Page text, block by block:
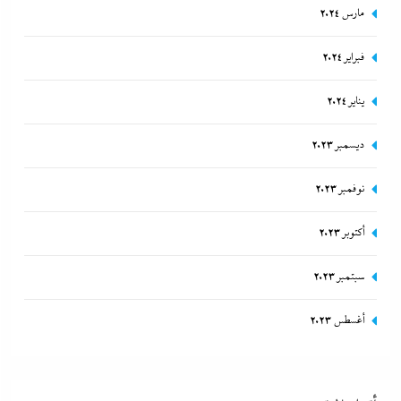
مارس 2024
فبراير 2024
يناير 2024
ديسمبر 2023
نوفمبر 2023
أكتوبر 2023
سبتمبر 2023
أغسطس 2023